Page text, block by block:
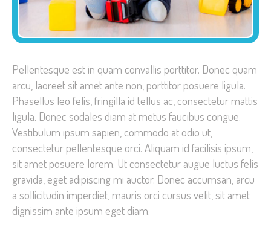
Pellentesque est in quam convallis porttitor. Donec quam
arcu, laoreet sit amet ante non, porttitor posuere ligula.
Phasellus leo felis, fringilla id tellus ac, consectetur mattis
ligula. Donec sodales diam at metus faucibus congue.
Vestibulum ipsum sapien, commodo at odio ut,
consectetur pellentesque orci. Aliquam id facilisis ipsum,
sit amet posuere lorem. Ut consectetur augue luctus felis
gravida, eget adipiscing mi auctor. Donec accumsan, arcu
a sollicitudin imperdiet, mauris orci cursus velit, sit amet
dignissim ante ipsum eget diam.